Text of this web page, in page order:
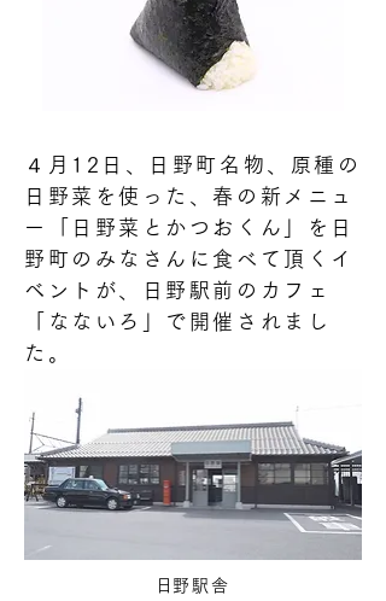
４月12日、日野町名物、原種の
日野菜を使った、春の新メニュ
ー「日野菜とかつおくん」を日
野町のみなさんに食べて頂くイ
ベントが、日野駅前のカフェ
「なないろ」で開催されまし
た。
​日野駅舎